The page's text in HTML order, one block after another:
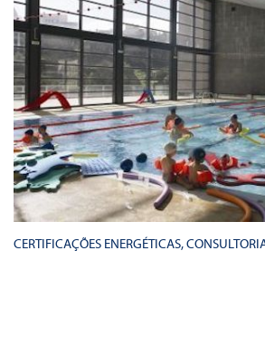
CERTIFICAÇÕES ENERGÉTICAS,